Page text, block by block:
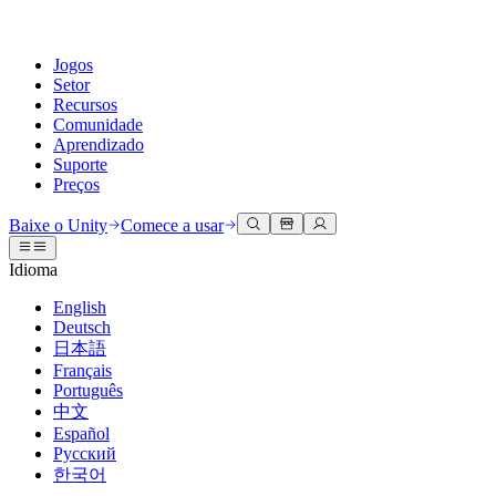
Jogos
Setor
Recursos
Comunidade
Aprendizado
Suporte
Preços
Engine do Unity
Crie jogos 2D e 3D para qualquer plataforma
Colaboração
Colabore e itere rapidamente com sua equipe
Baixe o Unity
Planos e preços
Implante
Multiplataforma
Colaboração 3D
Construa e revise projetos 3D em tempo real
Treinamento imersivo
Treine em ambientes imersivos
Experiências do cliente
Crie experiências interativas em 3D
Setores
Manufatura
Documentação
Ferramentas de desenvolvedor
Versões de lançamento e rastreador de problemas
Roteiro
Revisar recursos futuros
Glossário
Discussões
Eventos
Eventos globais e locais
Histórias da comunidade
Made with Unity
Mostrando criadores do Unity
Unity Learn
Domine habilidades do Unity gratuitamente
Treinamento profissional
Aprimore sua equipe com treinadores do Unity
É iniciante no Unity?
Conceitos básicos
Inicie seu aprendizado
Caminhos Essenciais do Unity
Obter ajuda
Ajudando você a ter sucesso com Unity
Planos de sucesso
Alcance seus objetivos mais rápido com suporte especializado
Perguntas frequentes
Respostas para perguntas comuns
Entre em contato conosco
Conecte-se com nossa equipe
Baixe o Unity Comece a usar
Idioma
English
Deutsch
日本語
Français
Português
中文
Español
Русский
한국어